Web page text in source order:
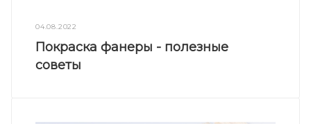
04.08.2022
Покраска фанеры - полезные
советы